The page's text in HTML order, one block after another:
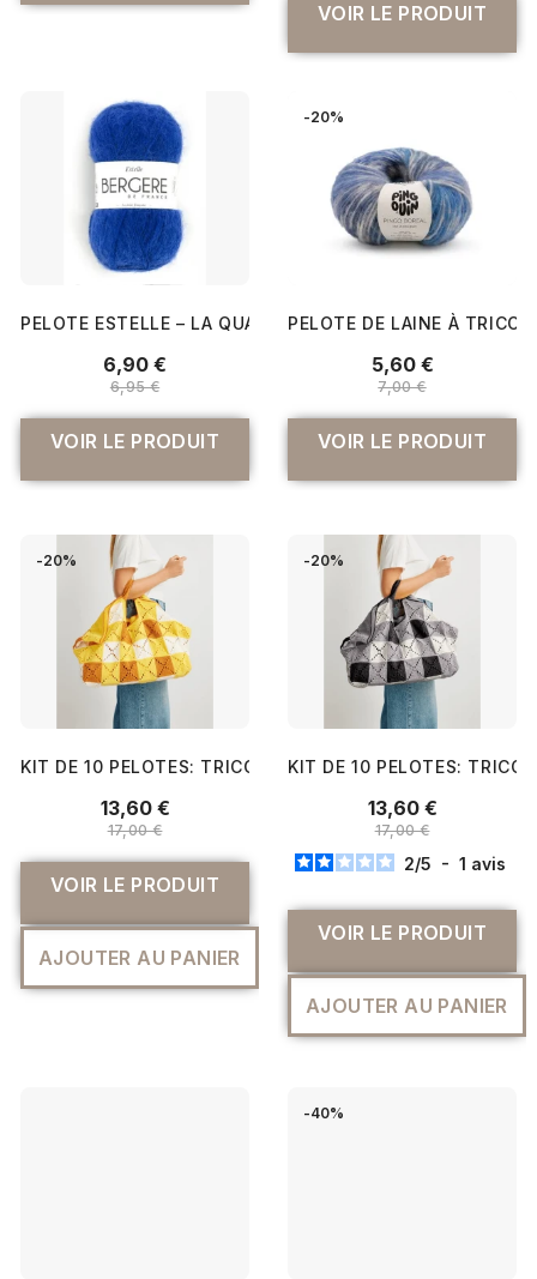
VOIR LE PRODUIT
PELOTE ESTELLE – LA QUALITÉ BERGÈRE DE FRANCE AU
6,90 €
6,95 €
VOIR LE PRODUIT
-20%
PELOTE DE LAINE À
5,60 €
7,00 €
VOIR LE PRODUIT
-20%
KIT DE 10 PELOTES: TRICOTEZ VOTRE CABAS AU
13,60 €
17,00 €
VOIR LE PRODUIT
AJOUTER AU PANIER
-20%
KIT DE 10 PELOTES:
13,60 €
17,00 €
2/5 - 1 avis
VOIR LE PRODUIT
AJOUTER AU PANIER
-40%